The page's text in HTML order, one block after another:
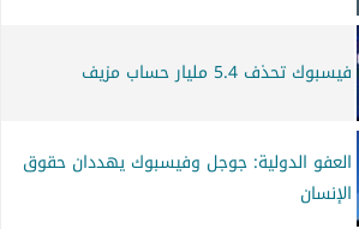
فيسبوك تحذف 5.4 مليار حساب مزيف
العفو الدولية: جوجل وفيسبوك يهددان حقوق
الإنسان